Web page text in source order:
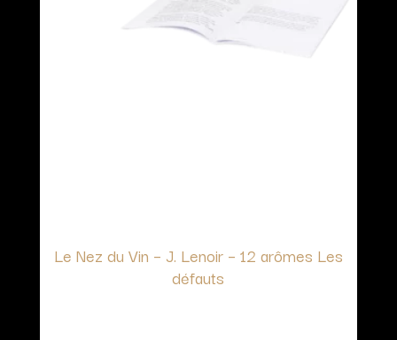
Le Nez du Vin – J. Lenoir – 12 arômes Les
défauts